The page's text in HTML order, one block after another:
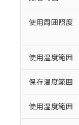
使用周囲照度
使用温度範囲
保存温度範囲
使用湿度範囲